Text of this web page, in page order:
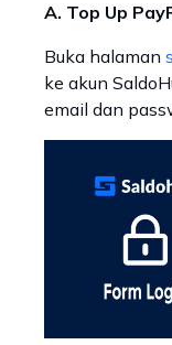
A. Top Up
Buka halaman
ke akun
email dan